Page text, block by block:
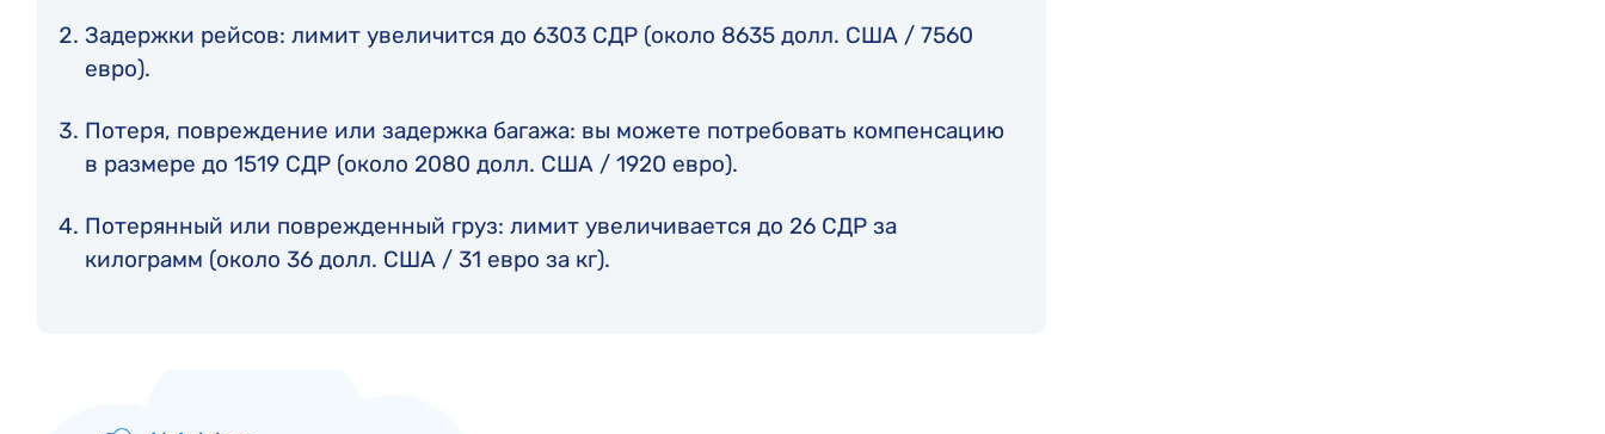
Задержки рейсов: лимит увеличится до 6303 СДР (около 8635 долл. США / 7560
евро).
Потеря, повреждение или задержка багажа: вы можете потребовать компенсацию
в размере до 1519 СДР (около 2080 долл. США / 1920 евро).
Потерянный или поврежденный груз: лимит увеличивается до 26 СДР за
килограмм (около 36 долл. США / 31 евро за кг).